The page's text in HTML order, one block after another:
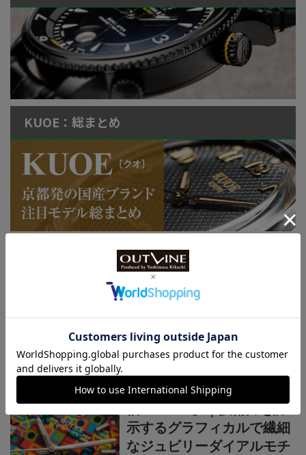
KUOE：総まとめ
ロレックス通信
菊地吉正の【ロレックス通
信 No.314】｜技術力を誇
示するグラフィカルで繊細
なジュビリーダイアルモチ